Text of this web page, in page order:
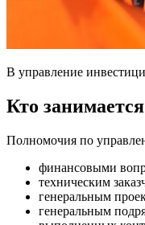
В управление
Кто
Полномочия по
финансовыми
техническим
генеральным
генеральным